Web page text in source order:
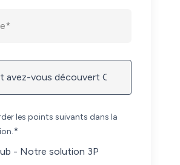
les points suivants dans la
*
- Notre solution 3P